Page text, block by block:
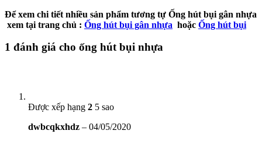
Để xem chi tiết nhiều sản phẩm tương tự Ống hút bụi gân nhựa
xem tại trang chủ : Ống hút bụi gân nhựa hoặc Ống hút bụi
1 đánh giá cho ống hút bụi nhựa
Được xếp hạng 2 5 sao
dwbcqkxhdz – 04/05/2020